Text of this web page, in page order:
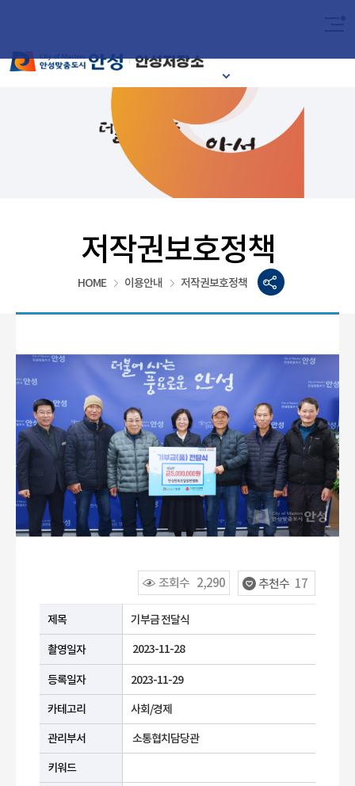
저작권보호정책
HOME 이용안내 저작권보호정책
조회수 2,290 추천수 17
제목 기부금 전달식
촬영일자 2023-11-28
등록일자 2023-11-29
카테고리 사회/경제
관리부서 소통협치담당관
키워드